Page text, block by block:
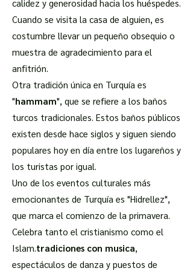
calidez y generosidad hacia los huéspedes.
Cuando se visita la casa de alguien, es
costumbre llevar un pequeño obsequio o
muestra de agradecimiento para el
anfitrión.
Otra tradición única en Turquía es
"hammam", que se refiere a los baños
turcos tradicionales. Estos baños públicos
existen desde hace siglos y siguen siendo
populares hoy en día entre los lugareños y
los turistas por igual.
Uno de los eventos culturales más
emocionantes de Turquía es "Hidrellez",
que marca el comienzo de la primavera.
Celebra tanto el cristianismo como el
Islam.tradiciones con musica,
espectáculos de danza y puestos de